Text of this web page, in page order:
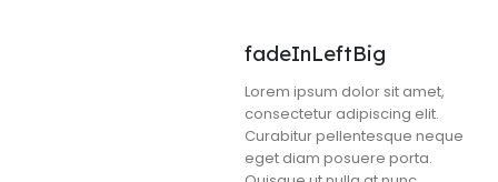
fadeInLeftBig
Lorem ipsum dolor sit amet,
consectetur adipiscing elit.
Curabitur pellentesque neque
eget diam posuere porta.